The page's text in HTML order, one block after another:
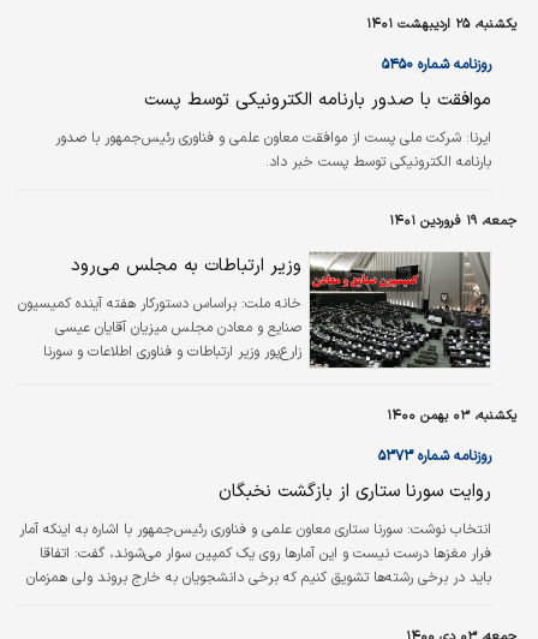
استفاده از ابزارهای واقعیت مجازی برای اثربخشی در روش‌های درمانی شد و گفت:
واقعیت مجازی و افزوده مجازی به سرعت در حال تحول است و هوش مصنوعی
می‌تواند به کمک این فناوری بشتابد.
یکشنبه، ۲۵ اردیبهشت ۱۴۰۱
روزنامه شماره ۵۴۵۰
موافقت با صدور بارنامه الکترونیکی توسط پست
ايرنا: شرکت ملی پست از موافقت معاون علمی و فناوری رئیس‌جمهور با صدور
بارنامه الکترونیکی توسط پست خبر داد.
جمعه، ۱۹ فروردین ۱۴۰۱
وزیر ارتباطات به مجلس می‌رود
خانه ملت: براساس دستورکار هفته آینده کمیسیون
صنایع و معادن مجلس میزیان آقایان عیسی
زارع‌پور وزیر ارتباطات و فناوری اطلاعات و سورنا
یکشنبه، ۰۳ بهمن ۱۴۰۰
روزنامه شماره ۵۳۷۳
روایت سورنا ستاری از بازگشت نخبگان
انتخاب نوشت: سورنا ستاری معاون علمی و فناوری رئیس‌جمهور با اشاره به اینکه آمار
فرار مغزها درست نیست و این آمارها روی یک کمپین سوار می‌شوند، گفت: اتفاقا
باید در برخی رشته‌ها تشویق کنیم که برخی دانشجویان به خارج بروند ولی همزمان
سال گذشته اقداماتی در این خصوص انجام داده‌ایم. وی گفت: با برنامه‌ریزی که